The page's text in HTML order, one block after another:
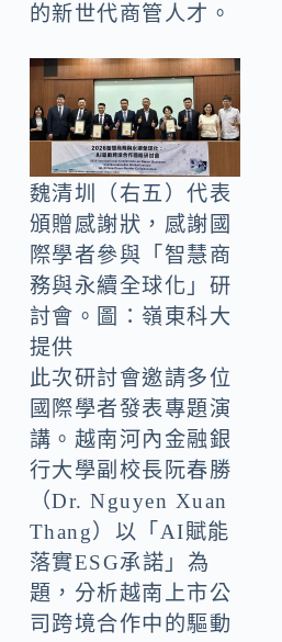
的新世代商管人才。
魏清圳（右五）代表
頒贈感謝狀，感謝國
際學者參與「智慧商
務與永續全球化」研
討會。圖：嶺東科大
提供
此次研討會邀請多位
國際學者發表專題演
講。越南河內金融銀
行大學副校長阮春勝
（Dr. Nguyen Xuan
Thang）以「AI賦能
落實ESG承諾」為
題，分析越南上市公
司跨境合作中的驅動